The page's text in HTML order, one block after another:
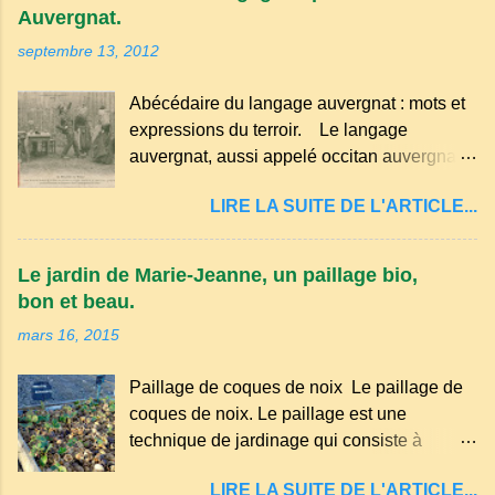
Auvergnat.
septembre 13, 2012
Abécédaire du langage auvergnat : mots et
expressions du terroir. Le langage
auvergnat, aussi appelé occitan auvergnat ,
principalement en Auvergne et dans
certaines parties du Massif central . Il
et est classé parmi les dialectes du nord-
Par exemple, on trouve des mots typiques
comme "agourer" (s'accroupir) ou "aze"
(âne, utilisé aussi pour désigner quelqu'un
LIRE LA SUITE DE L'ARTICLE...
Le jardin de Marie-Jeanne, un paillage bio,
bon et beau.
mars 16, 2015
Paillage de coques de noix Le paillage de
coques de noix. Le paillage est une
technique de jardinage qui consiste à
LIRE LA SUITE DE L'ARTICLE...